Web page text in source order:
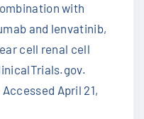
with
and lenvatinib,
cell renal cell
April 21,